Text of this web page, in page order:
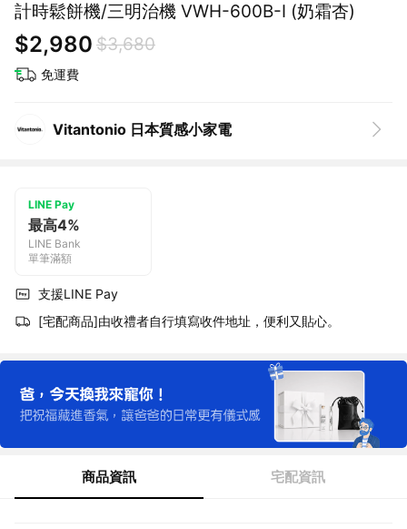
計時鬆餅機/三明治機 VWH-600B-I (奶霜杏)
$2,980 $3,680
免運費
Vitantonio 日本質感小家電
LINE Pay
最高4%
LINE Bank
單筆滿額
支援LINE Pay
[宅配商品]由收禮者自行填寫收件地址，便利又貼心。
商品資訊 宅配資訊